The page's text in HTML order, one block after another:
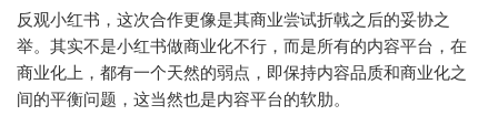
反观小红书，这次合作更像是其商业尝试折戟之后的妥协之
举。其实不是小红书做商业化不行，而是所有的内容平台，在
商业化上，都有一个天然的弱点，即保持内容品质和商业化之
间的平衡问题，这当然也是内容平台的软肋。